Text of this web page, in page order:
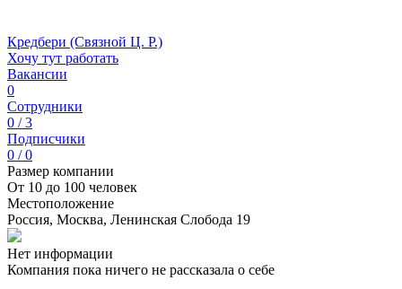
Кредбери (Связной Ц. Р.)
Хочу тут работать
Вакансии
0
Сотрудники
0 / 3
Подписчики
0 / 0
Размер компании
От 10 до 100 человек
Местоположение
Россия, Москва, Ленинская Слобода 19
Нет информации
Компания пока ничего не рассказала о себе